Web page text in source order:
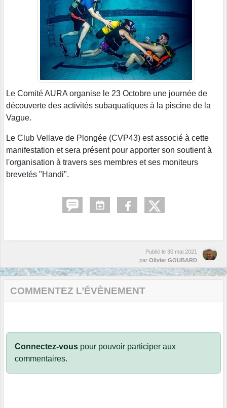
Le Comité AURA organise le 23 Octobre une journée de
découverte des activités subaquatiques à la piscine de la
Vague.
Le Club Vellave de Plongée (CVP43) est associé à cette
manifestation et sera présent pour apporter son soutient à
l'organisation à travers ses membres et ses moniteurs
brevetés "Handi".
Publié le 30 mai 2021
par Olivier GOUBARD
COMMENTEZ L’ÉVÈNEMENT
Connectez-vous pour pouvoir participer aux
commentaires.